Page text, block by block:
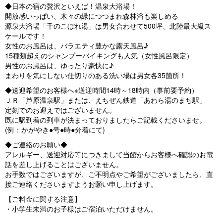
◆日本の宿の贅沢といえば！温泉大浴場！
開放感いっぱい、木々の緑につつまれ森林浴も楽しめる
源泉大浴場「千のこぼれ湯」は男女合わせて500坪、北陸最大級ス
ケールです！
女性のお風呂は、バラエティ豊かな露天風呂♪
15種類超えのシャンプーバイキングも人気（女性風呂限定）
男性のお風呂は、ゆったり豪快に♪
まわりを気にしない仕切りのある洗い場は男女各35箇所！
◆送迎希望のお客様へ※送迎時間14時～18時内（事前要予約）
ＪＲ「芦原温泉駅」または、えちぜん鉄道「あわら湯のまち駅」
定刻でのお迎えではございません。
既に駅到着の列車が決まっておりましたらご記載くださいませ。
(例：かがやき●号●時●分着にて)
◆ご連絡のお願い◆
アレルギー、送迎対応等につきまして当館からお客様へ確認のお電
話を差し上げることはございません。
お手数ではございますが、ご不明点やご希望がございましたら、直
接ご連絡くださいますようお願い申し上げます。
【ご料金に関する注意】
・小学生未満のお子様はご宿泊いただけません。